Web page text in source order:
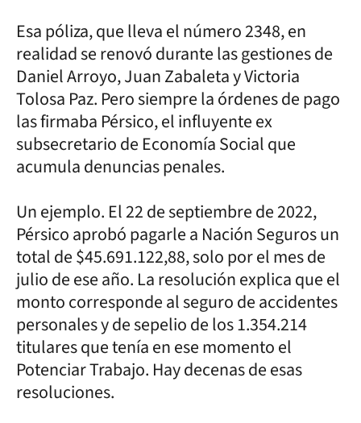
Esa póliza, que lleva el número 2348, en
realidad se renovó durante las gestiones de
Daniel Arroyo, Juan Zabaleta y Victoria
Tolosa Paz. Pero siempre la órdenes de pago
las firmaba Pérsico, el influyente ex
subsecretario de Economía Social que
acumula denuncias penales.
Un ejemplo. El 22 de septiembre de 2022,
Pérsico aprobó pagarle a Nación Seguros un
total de $45.691.122,88, solo por el mes de
julio de ese año. La resolución explica que el
monto corresponde al seguro de accidentes
personales y de sepelio de los 1.354.214
titulares que tenía en ese momento el
Potenciar Trabajo. Hay decenas de esas
resoluciones.